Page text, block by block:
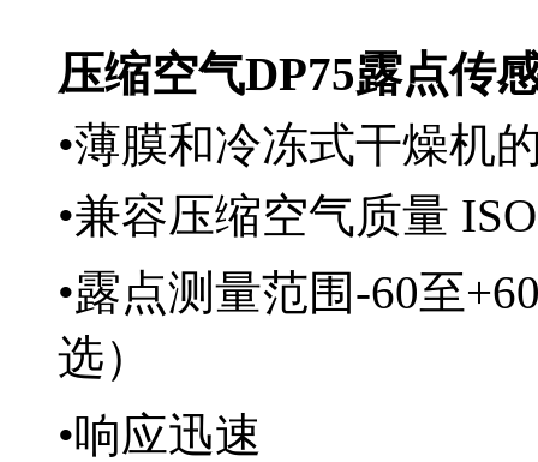
压缩空气DP75露点传
•薄膜和冷冻式干燥机
•兼容压缩空气质量
•露点测量范围-60至
选）
•响应迅速